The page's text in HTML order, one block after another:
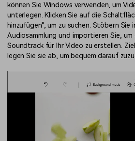
können Sie Windows verwenden, um
unterlegen. Klicken Sie auf die
hinzufügen", um zu suchen. Stöbern Sie
Audiosammlung und importieren Sie,
Soundtrack für Ihr Video zu erstellen.
legen Sie sie ab, um bequem darauf